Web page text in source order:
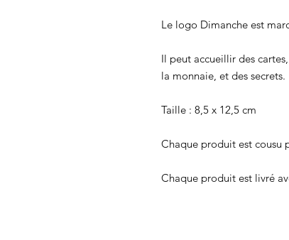
Le logo Dimanche est
Il peut accueillir des
la monnaie, et des secrets.
Taille : 8,5 x 12,5 cm
Chaque produit est cousu
Chaque produit est livré